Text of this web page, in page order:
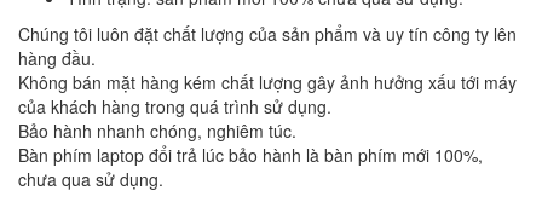
Chúng tôi luôn đặt chất lượng của sản phẩm và uy tín công ty lên
hàng đầu.
Không bán mặt hàng kém chất lượng gây ảnh hưởng xấu tới máy
của khách hàng trong quá trình sử dụng.
Bảo hành nhanh chóng, nghiêm túc.
Bàn phím laptop đổi trả lúc bảo hành là bàn phím mới 100%,
chưa qua sử dụng.